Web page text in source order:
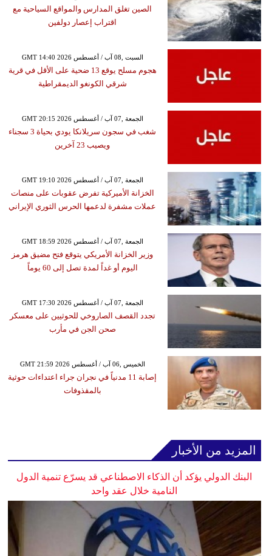
الصين تغلق المدارس والمواقع السياحية مع
اقتراب إعصار دولفين
GMT 14:40 2026 السبت ,08 آب / أغسطس
هجوم مسلح يوقع 13 ضحية على الأقل في قرية
شرقي الكونغو الديمقراطية
GMT 20:15 2026 الجمعة ,07 آب / أغسطس
شغب في سجون سريلانكا يودي بحياة 3 سجناء
ويصيب 23 آخرين
GMT 19:10 2026 الجمعة ,07 آب / أغسطس
الخزانة الأميركية تفرض عقوبات على منصات
عملات مشفرة لدعمها الحرس الثوري الإيراني
GMT 18:59 2026 الجمعة ,07 آب / أغسطس
وزير الخزانة الأمريكي يتوقع فتح مضيق هرمز
اليوم أو غداً لمدة تصل إلى 60 يوماً
GMT 17:30 2026 الجمعة ,07 آب / أغسطس
تجدد القصف الصاروخي للحوثيين على معسكر
صحن الجن في مأرب
GMT 21:59 2026 الخميس ,06 آب / أغسطس
إصابة 11 مدنياً في نجران جراء اعتداءات حوثية
بالمقذوفات
المزيد من الأخبار
البنك الدولي يؤكد أن الذكاء الاصطناعي قد يسرّع تنمية الدول
النامية خلال عقد واحد